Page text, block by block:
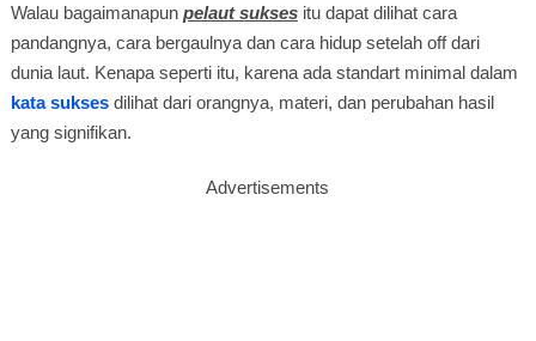
Walau bagaimanapun pelaut suksesitu dapat dilihat cara
pandangnya, cara bergaulnya dan cara hidup setelah off dari
dunia laut. Kenapa seperti itu, karena ada standart minimal dalam
kata sukses dilihat dari orangnya, materi, dan perubahan hasil
yang signifikan.
Advertisements